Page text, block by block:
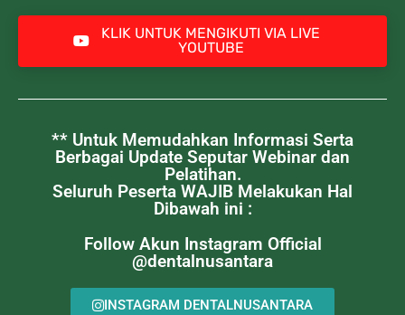
KLIK UNTUK MENGIKUTI VIA LIVE
YOUTUBE
** Untuk Memudahkan Informasi Serta
Berbagai Update Seputar Webinar dan
Pelatihan.
Seluruh Peserta WAJIB Melakukan Hal
Dibawah ini :
Follow Akun Instagram Official
@dentalnusantara
INSTAGRAM DENTALNUSANTARA